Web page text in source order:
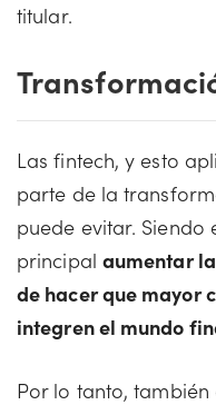
titular.
Las fintech, y esto
parte de la
puede evitar. Siendo
principal aumentar
de hacer que mayor
integren el mundo
Por lo tanto,